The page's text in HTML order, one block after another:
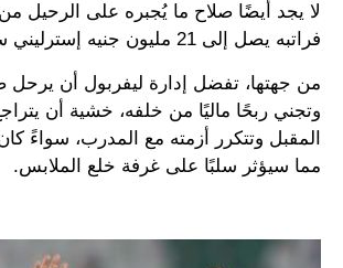
لا يجد أيضًا صلاح ما يُجبره على الرحيل من
فراتبه يصل إلى 21 مليون جنيه إسترليني سنويًا تقريبًا.
من جهتها، تفضل إدارة ليفربول أن
وتجني ربحًا ماليًا من خلفه، خشية أن
المقبل وتتكرر أزمته مع المدرب، سواءً
مما سيؤثر سلبًا على غرفة خلع الملابس.